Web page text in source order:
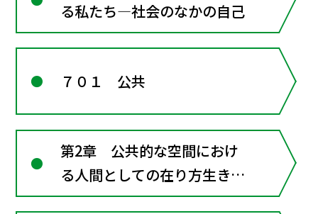
る私たち―社会のなかの自己
７０１ 公共
第2章 公共的な空間におけ
る人間としての在り方生き方
―共に生きるための倫理